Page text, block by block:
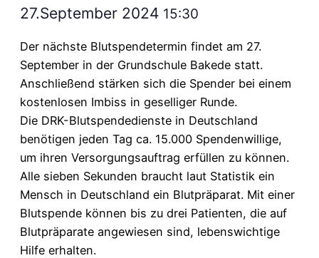
27.September 2024 15:30
Der nächste Blutspendetermin findet am 27.
September in der Grundschule Bakede statt.
Anschließend stärken sich die Spender bei einem
kostenlosen Imbiss in geselliger Runde.
Die DRK-Blutspendedienste in Deutschland
benötigen jeden Tag ca. 15.000 Spendenwillige,
um ihren Versorgungsauftrag erfüllen zu können.
Alle sieben Sekunden braucht laut Statistik ein
Mensch in Deutschland ein Blutpräparat. Mit einer
Blutspende können bis zu drei Patienten, die auf
Blutpräparate angewiesen sind, lebenswichtige
Hilfe erhalten.